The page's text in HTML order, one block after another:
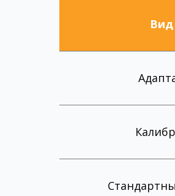
Вид